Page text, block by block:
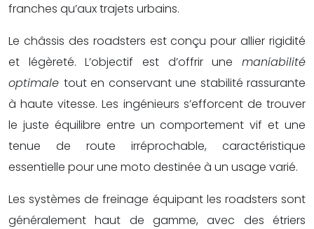
franches qu’aux trajets urbains.
Le châssis des roadsters est conçu pour allier rigidité
et légèreté. L’objectif est d’offrir une maniabilité
optimale tout en conservant une stabilité rassurante
à haute vitesse. Les ingénieurs s’efforcent de trouver
le juste équilibre entre un comportement vif et une
tenue de route irréprochable, caractéristique
essentielle pour une moto destinée à un usage varié.
Les systèmes de freinage équipant les roadsters sont
généralement haut de gamme, avec des étriers